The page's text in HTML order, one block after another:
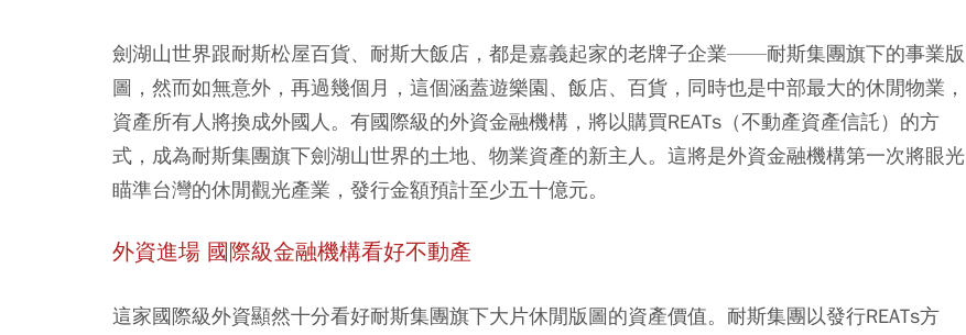
劍湖山世界跟耐斯松屋百貨、耐斯大飯店，都是嘉義起家的老牌子企業——耐斯集團旗下的事業版
圖，然而如無意外，再過幾個月，這個涵蓋遊樂園、飯店、百貨，同時也是中部最大的休閒物業，
資產所有人將換成外國人。有國際級的外資金融機構，將以購買REATs（不動產資產信託）的方
式，成為耐斯集團旗下劍湖山世界的土地、物業資產的新主人。這將是外資金融機構第一次將眼光
瞄準台灣的休閒觀光產業，發行金額預計至少五十億元。
外資進場 國際級金融機構看好不動產
這家國際級外資顯然十分看好耐斯集團旗下大片休閒版圖的資產價值。耐斯集團以發行REATs方